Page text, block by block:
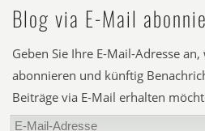
Blog via E-Mail
Geben Sie Ihre E-Mail-Adresse
abonnieren und künftig
Beiträge via E-Mail erhalten
E-